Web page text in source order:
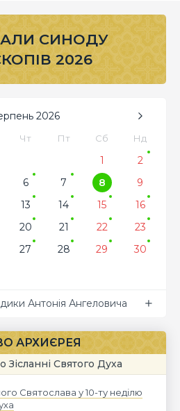
СИНОДУ
2026
2026
Чт Пт Сб Нд
1
2
6 7 8
9
13 14 15
16
20 21 22
23
27 28 29
30
Антонія Ангеловича
АРХИЄРЕЯ
Зісланні Святого Духа
Святослава у 10-ту неділю